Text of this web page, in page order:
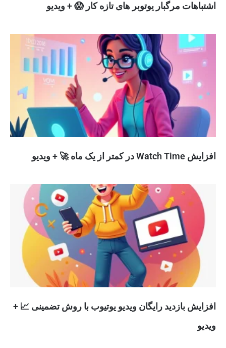
اشتباهات مرگبار یوتوبر های تازه کار 😱 + ویدیو
افزایش Watch Time در کمتر از یک ماه 🚀 + ویدیو
افزایش بازدید رایگان ویدیو یوتیوب با روش تضمینی 📈 +
ویدیو